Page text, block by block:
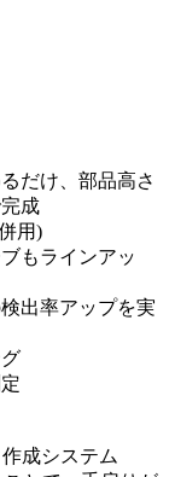
だけ、部品高さ
成
用)
もラインアッ
出率アップを実
成システム